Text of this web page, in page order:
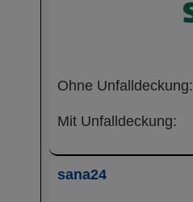
Ohne Unfalldeckung:
Mit Unfalldeckung:
sana24